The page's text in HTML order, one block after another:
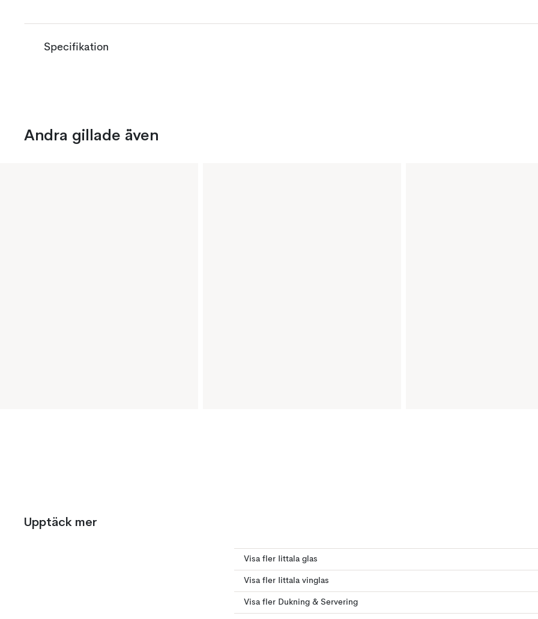
Specifikation
Andra gillade även
Upptäck mer
Visa fler Iittala glas
Visa fler Iittala vinglas
Visa fler Dukning & Servering